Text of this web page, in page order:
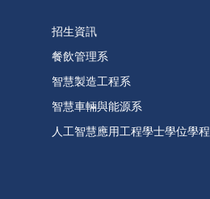
招生資訊
餐飲管理系
智慧製造工程系
智慧車輛與能源系
人工智慧應用工程學士學位學程